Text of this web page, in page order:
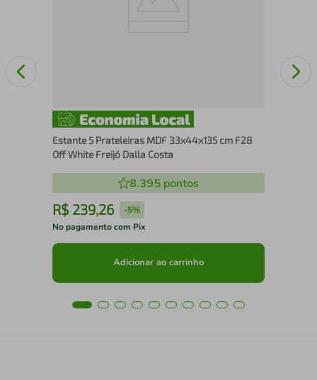
Estante 5 Prateleiras MDF 33x44x135 cm F28
Off White Freijó Dalla Costa
8.395 pontos
R$ 239,26 -5%
No pagamento com Pix
Adicionar ao carrinho